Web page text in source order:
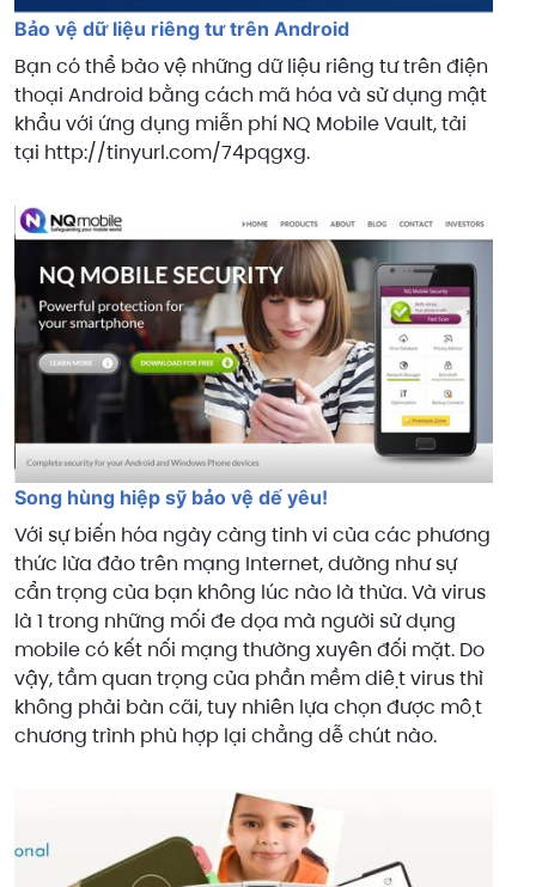
Bảo vệ dữ liệu riêng tư trên Android
Bạn có thể bảo vệ những dữ liệu riêng tư trên điện
thoại Android bằng cách mã hóa và sử dụng mật
khẩu với ứng dụng miễn phí NQ Mobile Vault, tải
tại http://tinyurl.com/74pqgxg.
Song hùng hiệp sỹ bảo vệ dế yêu!
Với sự biến hóa ngày càng tinh vi của các phương
thức lừa đảo trên mạng Internet, dường như sự
cẩn trọng của bạn không lúc nào là thừa. Và virus
là 1 trong những mối đe dọa mà người sử dụng
mobile có kết nối mạng thường xuyên đối mặt. Do
vậy, tầm quan trọng của phần mềm diệt virus thì
không phải bàn cãi, tuy nhiên lựa chọn được một
chương trình phù hợp lại chẳng dễ chút nào.